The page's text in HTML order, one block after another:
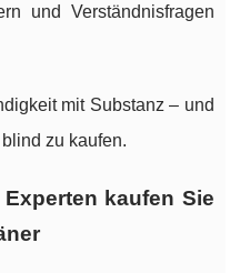
und Verständnisfragen
mit Substanz – und
zu kaufen.
kaufen Sie